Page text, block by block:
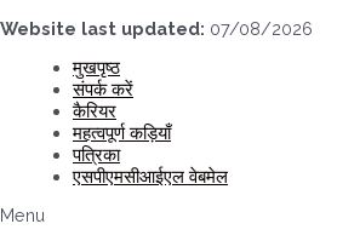
Website last updated: 07/08/2026
मुखपृष्ठ
संपर्क करें
कैरियर
महत्वपूर्ण कड़ियाँ
पत्रिका
एसपीएमसीआईएल वेबमेल
Menu